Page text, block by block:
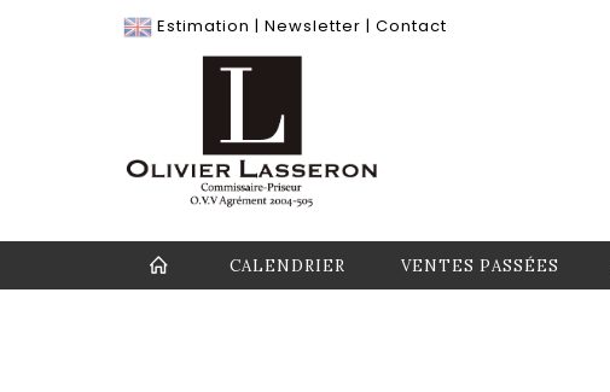
Estimation | Newsletter | Contact
CALENDRIER VENTES PASSÉES